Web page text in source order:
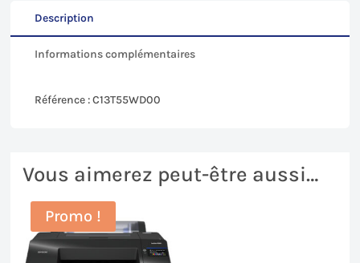
200mL
Description
Informations complémentaires
Référence : C13T55WD00
Vous aimerez peut-être aussi…
Promo !